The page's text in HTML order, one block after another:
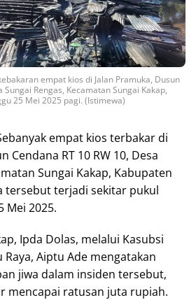
empat kios di Jalan Pramuka, Dusun
Sungai Rengas, Kecamatan Sungai Kakap,
25 Mei 2025 pagi. (Istimewa)
empat kios terbakar di
Cendana RT 10 RW 10, Desa
Sungai Kakap, Kabupaten
tersebut terjadi sekitar pukul
Mei 2025.
Ipda Dolas, melalui Kasubsi
Raya, Aiptu Ade mengatakan
jiwa dalam insiden tersebut,
mencapai ratusan juta rupiah.